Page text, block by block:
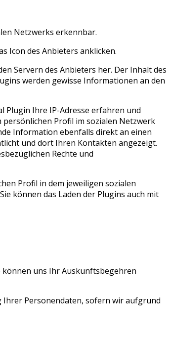
Netzwerks erkennbar.
Icon des Anbieters anklicken.
Servern des Anbieters her. Der Inhalt des
werden gewisse Informationen an den
Plugin Ihre IP-Adresse erfahren und
Profil im sozialen Netzwerk
Information ebenfalls direkt an einen
und dort Ihren Kontakten angezeigt.
Rechte und
Profil in dem jeweiligen sozialen
können das Laden der Plugins auch mit
können uns Ihr Auskunftsbegehren
Ihrer Personendaten, sofern wir aufgrund